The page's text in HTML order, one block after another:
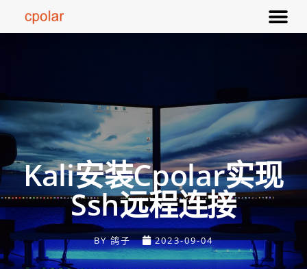
Kali安装cpolar实现
Ssh远程连接
BY鸽子 2023-09-04